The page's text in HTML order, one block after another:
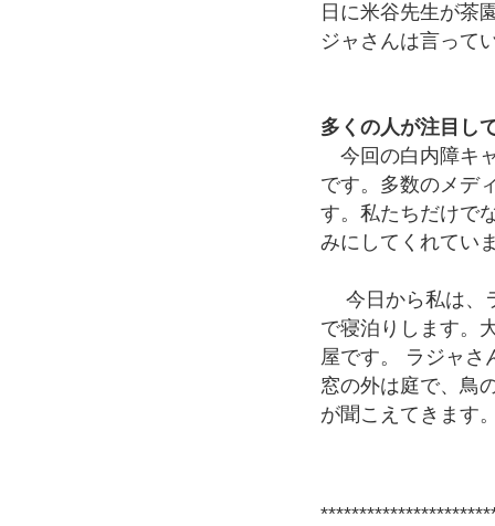
日に米谷先生が茶
ジャさんは言って
多くの人が注目し
今回の白内障キ
です。多数のメデ
す。私たちだけで
みにしてくれてい
今日から私は、
で寝泊りします。
屋です。 ラジャさ
窓の外は庭で、鳥
が聞こえてきます